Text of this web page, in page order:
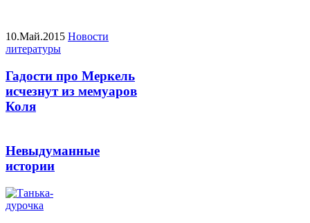
10.Май.2015 Новости
литературы
Гадости про Меркель
исчезнут из мемуаров
Коля
Невыдуманные
истории